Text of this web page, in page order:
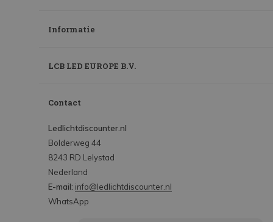
Informatie
LCB LED EUROPE B.V.
Contact
Ledlichtdiscounter.nl
Bolderweg 44
8243 RD Lelystad
Nederland
E-mail: info@ledlichtdiscounter.nl
WhatsApp